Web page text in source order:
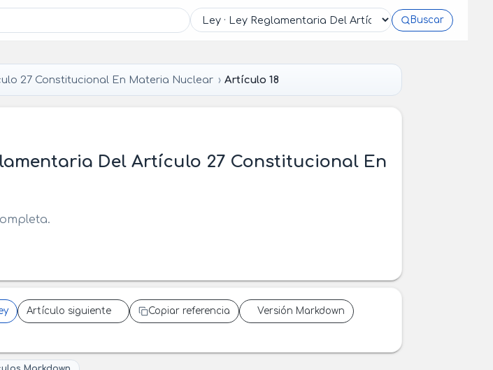
Buscar
27 Constitucional En Materia Nuclear Artículo 18
Del Artículo 27 Constitucional En
Artículo siguiente Copiar referencia Versión Markdown